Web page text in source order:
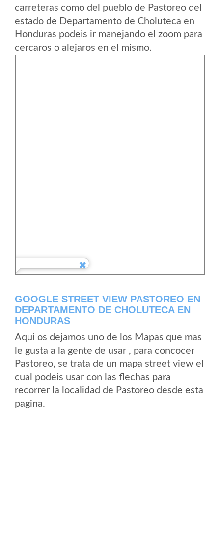
carreteras como del pueblo de Pastoreo del
estado de Departamento de Choluteca en
Honduras podeis ir manejando el zoom para
cercaros o alejaros en el mismo.
GOOGLE STREET VIEW PASTOREO EN
DEPARTAMENTO DE CHOLUTECA EN
HONDURAS
Aqui os dejamos uno de los Mapas que mas
le gusta a la gente de usar , para concocer
Pastoreo, se trata de un mapa street view el
cual podeis usar con las flechas para
recorrer la localidad de Pastoreo desde esta
pagina.